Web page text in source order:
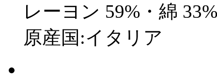
レーヨン 59%・綿
原産国:イタリア